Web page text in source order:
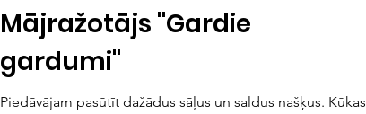
Mājražotājs "Gardie
gardumi"
Piedāvājam pasūtīt dažādus sāļus un saldus našķus. Kūkas